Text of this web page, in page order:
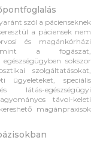
szól a pácienseknek
a páciensek nem
és magánkórházi
mint a fogászat,
sokszor
szolgáltatásokat,
ügyeleteket, speciális
látás-egészségügyi
távol-keleti
magánpraxisok